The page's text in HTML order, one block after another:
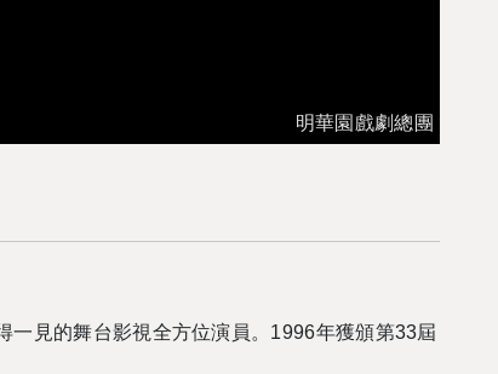
明華園戲劇總團
見的舞台影視全方位演員。 1996年獲頒第33屆